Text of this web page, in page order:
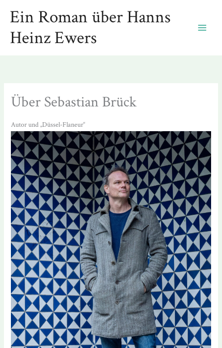
Inhalt
springen
Ein Roman über Hanns
Heinz Ewers
Über Sebastian Brück
Autor und „Düssel-Flaneur“